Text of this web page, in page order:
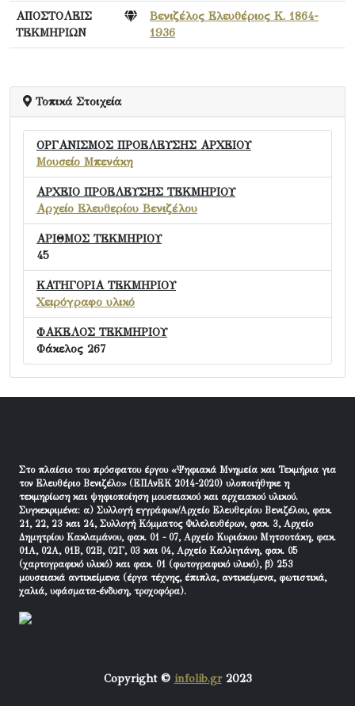
ΑΠΟΣΤΟΛΕΙΣ
ΤΕΚΜΗΡΙΩΝ
Βενιζέλος Ελευθέριος Κ. 1864-
1936
Τοπικά Στοιχεία
ΟΡΓΑΝΙΣΜΟΣ ΠΡΟΕΛΕΥΣΗΣ ΑΡΧΕΙΟΥ
Μουσείο Μπενάκη
ΑΡΧΕΙΟ ΠΡΟΕΛΕΥΣΗΣ ΤΕΚΜΗΡΙΟΥ
Αρχείο Ελευθερίου Βενιζέλου
ΑΡΙΘΜΟΣ ΤΕΚΜΗΡΙΟΥ
45
ΚΑΤΗΓΟΡΙΑ ΤΕΚΜΗΡΙΟΥ
Χειρόγραφο υλικό
ΦΑΚΕΛΟΣ ΤΕΚΜΗΡΙΟΥ
Φάκελος 267
Στο πλαίσιο του πρόσφατου έργου «Ψηφιακά Μνημεία και Τεκμήρια για
τον Ελευθέριο Βενιζέλο» (ΕΠΑνΕΚ 2014-2020) υλοποιήθηκε η
τεκμηρίωση και ψηφιοποίηση μουσειακού και αρχειακού υλικού.
Συγκεκριμένα: α) Συλλογή εγγράφων/Αρχείο Ελευθερίου Βενιζέλου, φακ.
21, 22, 23 και 24, Συλλογή Κόμματος Φιλελευθέρων, φακ. 3, Αρχείο
Δημητρίου Κακλαμάνου, φακ. 01 - 07, Αρχείο Κυριάκου Μητσοτάκη, φακ.
01Α, 02Α, 01Β, 02Β, 02Γ, 03 και 04, Αρχείο Καλλιγιάνη, φακ. 05
(χαρτογραφικό υλικό) και φακ. 01 (φωτογραφικό υλικό), β) 253
μουσειακά αντικείμενα (έργα τέχνης, έπιπλα, αντικείμενα, φωτιστικά,
χαλιά, υφάσματα-ένδυση, τροχοφόρα).
Copyright © infolib.gr2023